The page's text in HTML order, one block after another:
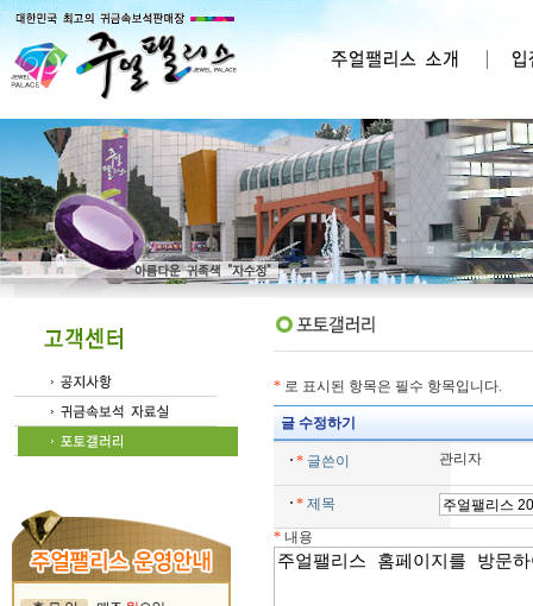
* 로 표시된 항목은 필수 항목입니다.
글 수정하기
*글쓴이 관리자
*제목
* 내용